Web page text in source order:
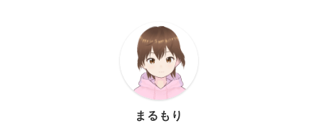
まるもり